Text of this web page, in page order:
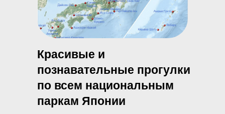
Красивые и
познавательные прогулки
по всем национальным
паркам Японии